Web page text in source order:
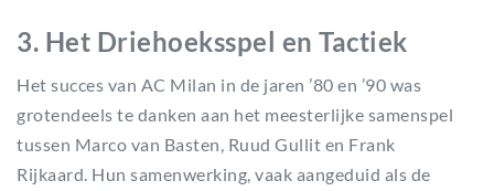
3. Het Driehoeksspel en Tactiek
Het succes van AC Milan in de jaren ’80 en ’90 was
grotendeels te danken aan het meesterlijke samenspel
tussen Marco van Basten, Ruud Gullit en Frank
Rijkaard. Hun samenwerking, vaak aangeduid als de